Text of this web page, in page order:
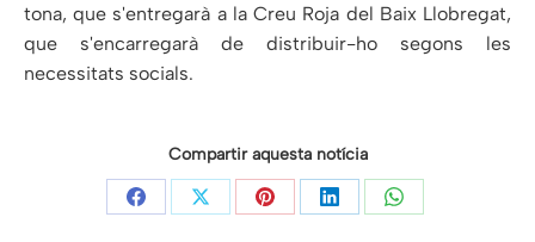
tona, que s'entregarà a la Creu Roja del Baix Llobregat,
que s'encarregarà de distribuir-ho segons les
necessitats socials.
Compartir aquesta notícia
Share
Share
Share
Share
Share